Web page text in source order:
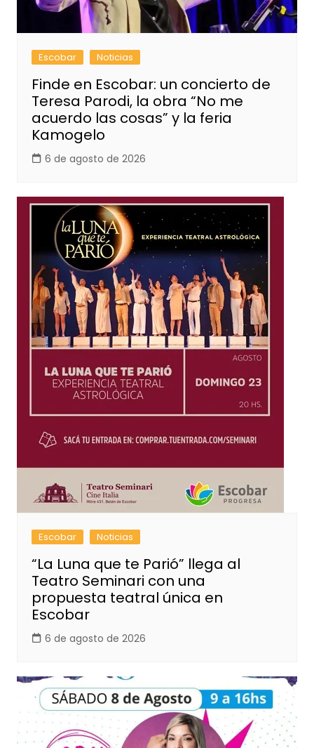
Escobar Noticias
Finde en Escobar: un concierto de
Teresa Parodi, la obra “No me
acuerdo las cosas” y la feria
Kamogelo
6 de agosto de 2026
Escobar Noticias
“La Luna que te Parió” llega al
Teatro Seminari con una
propuesta teatral única en
Escobar
6 de agosto de 2026